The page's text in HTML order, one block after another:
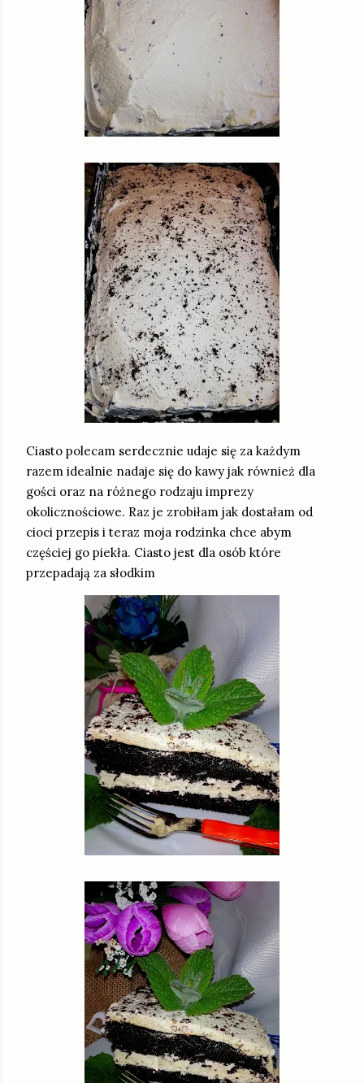
Ciasto polecam serdecznie udaje się za każdym
razem idealnie nadaje się do kawy jak również dla
gości oraz na różnego rodzaju imprezy
okolicznościowe. Raz je zrobiłam jak dostałam od
cioci przepis i teraz moja rodzinka chce abym
częściej go piekła. Ciasto jest dla osób które
przepadają za słodkim